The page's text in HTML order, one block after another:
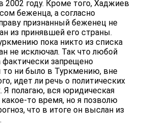
2002 году. Кроме того, Хаджиев
беженца, а согласно
признанный беженец не
из принявшей его страны.
пока никто из списка
не исключал. Так что любой
запрещено
ни было в Туркмению, вне
идет ли речь о политических
Я полагаю, вся юридическая
то время, но я позволю
что в итоге он выслан из